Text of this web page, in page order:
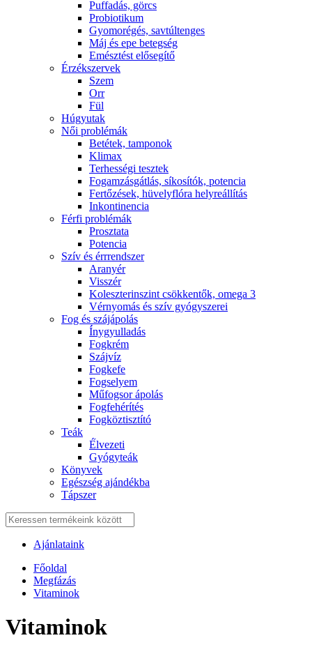
Puffadás, görcs
Probiotikum
Gyomorégés, savtúltenges
Máj és epe betegség
Emésztést elősegítő
Érzékszervek
Szem
Orr
Fül
Húgyutak
Női problémák
Betétek, tamponok
Klimax
Terhességi tesztek
Fogamzásgátlás, síkosítók, potencia
Fertőzések, hüvelyflóra helyreállítás
Inkontinencia
Férfi problémák
Prosztata
Potencia
Szív és érrrendszer
Aranyér
Visszér
Koleszterinszint csökkentők, omega 3
Vérnyomás és szív gyógyszerei
Fog és szájápolás
Í́nygyulladás
Fogkrém
Szájvíz
Fogkefe
Fogselyem
Műfogsor ápolás
Fogfehérítés
Fogköztisztító
Teák
É́lvezeti
Gyógyteák
Könyvek
Egészség ajándékba
Tápszer
Ajánlataink
Főoldal
Megfázás
Vitaminok
Vitaminok